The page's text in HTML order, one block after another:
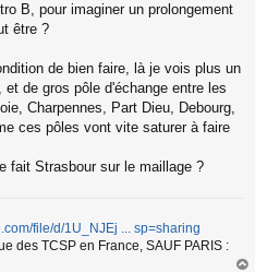
B, pour imaginer un prolongement
être ?
de bien faire, là je vois plus un
de gros pôle d'échange entre les
Charpennes, Part Dieu, Debourg,
ces pôles vont vite saturer à faire
fait Strasbour sur le maillage ?
file/d/1U_NJEj ... sp=sharing
des TCSP en France, SAUF PARIS :